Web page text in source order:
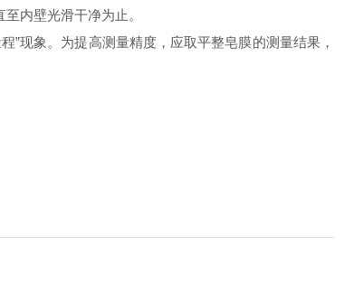
壁光滑干净为止。
。为提高测量精度，应取平整皂膜的测量结果，